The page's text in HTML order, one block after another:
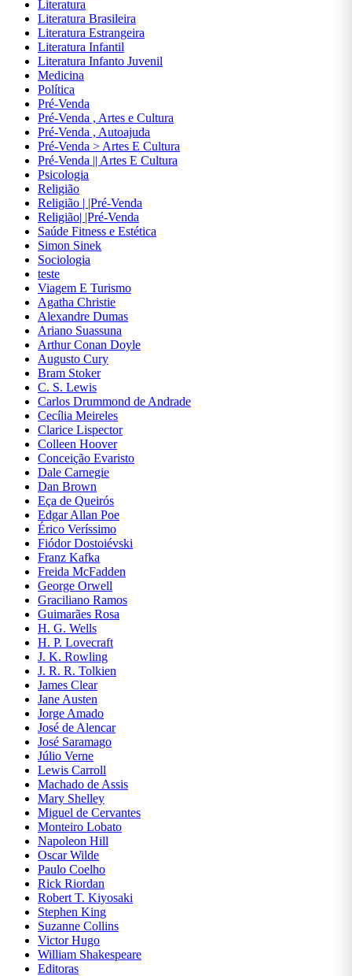
Literatura
Literatura Brasileira
Literatura Estrangeira
Literatura Infantil
Literatura Infanto Juvenil
Medicina
Política
Pré-Venda
Pré-Venda , Artes e Cultura
Pré-Venda , Autoajuda
Pré-Venda > Artes E Cultura
Pré-Venda || Artes E Cultura
Psicologia
Religião
Religião | |Pré-Venda
Religião| |Pré-Venda
Saúde Fitness e Estética
Simon Sinek
Sociologia
teste
Viagem E Turismo
Agatha Christie
Alexandre Dumas
Ariano Suassuna
Arthur Conan Doyle
Augusto Cury
Bram Stoker
C. S. Lewis
Carlos Drummond de Andrade
Cecília Meireles
Clarice Lispector
Colleen Hoover
Conceição Evaristo
Dale Carnegie
Dan Brown
Eça de Queirós
Edgar Allan Poe
Érico Veríssimo
Fiódor Dostoiévski
Franz Kafka
Freida McFadden
George Orwell
Graciliano Ramos
Guimarães Rosa
H. G. Wells
H. P. Lovecraft
J. K. Rowling
J. R. R. Tolkien
James Clear
Jane Austen
Jorge Amado
José de Alencar
José Saramago
Júlio Verne
Lewis Carroll
Machado de Assis
Mary Shelley
Miguel de Cervantes
Monteiro Lobato
Napoleon Hill
Oscar Wilde
Paulo Coelho
Rick Riordan
Robert T. Kiyosaki
Stephen King
Suzanne Collins
Victor Hugo
William Shakespeare
Editoras
Ciências
Humanas
e Sociais
Comunicação
Concursos
Contabilidade
Culinária E
Gastronomia
Dicionários
Didáticos
Direito
Economia
Educação
Engenharia
Ensino
Línguas
Esoterismo
Filosofia
Finanças
Geografia
História
HQs E
Mangás
Infantil
Informática
Tecnologia
Jogos e
Passatempos
Jordan
Peterson
Tolstói
Literatura
Literatura
Brasileira
Literatura
Estrangeira